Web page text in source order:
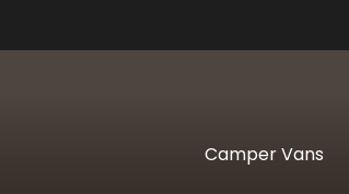
Camper Vans